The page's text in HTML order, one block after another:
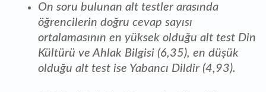
On soru bulunan alt testler arasında
öğrencilerin doğru cevap sayısı
ortalamasının en yüksek olduğu alt test Din
Kültürü ve Ahlak Bilgisi (6,35), en düşük
olduğu alt test ise Yabancı Dildir (4,93).